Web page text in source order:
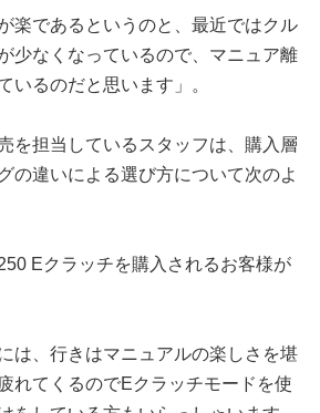
楽であるというのと、最近ではクル
少なくなっているので、マニュア離
いるのだと思います」。
を担当しているスタッフは、購入層
の違いによる選び方について次のよ
Eクラッチを購入されるお客様が
は、行きはマニュアルの楽しさを堪
れてくるのでEクラッチモードを使